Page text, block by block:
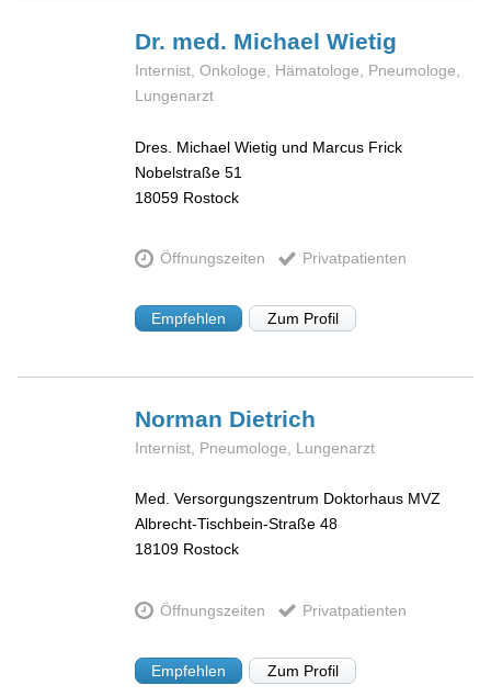
Dr. med. MichaelWietig
Internist, Onkologe, Hämatologe, Pneumologe,
Lungenarzt
Dres. Michael Wietig und Marcus Frick
Nobelstraße 51
18059 Rostock
Öffnungszeiten Privatpatienten
Empfehlen Zum Profil
Norman Dietrich
Internist, Pneumologe, Lungenarzt
Med. Versorgungszentrum Doktorhaus MVZ
Albrecht-Tischbein-Straße 48
18109 Rostock
Öffnungszeiten Privatpatienten
Empfehlen Zum Profil